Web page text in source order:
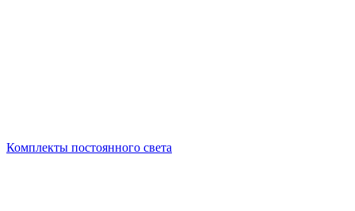
Комплекты постоянного света